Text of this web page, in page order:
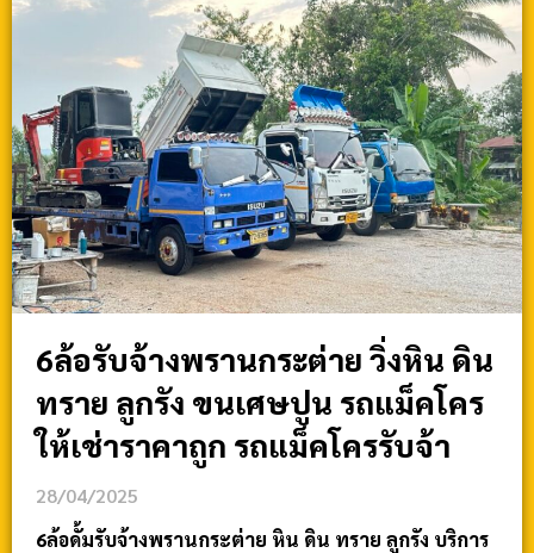
6ล้อรับจ้างพรานกระต่าย วิ่งหิน ดิน
ทราย ลูกรัง ขนเศษปูน รถแม็คโคร
ให้เช่าราคาถูก รถแม็คโครรับจ้า
28/04/2025
6ล้อดั้มรับจ้างพรานกระต่าย หิน ดิน ทราย ลูกรัง บริการ